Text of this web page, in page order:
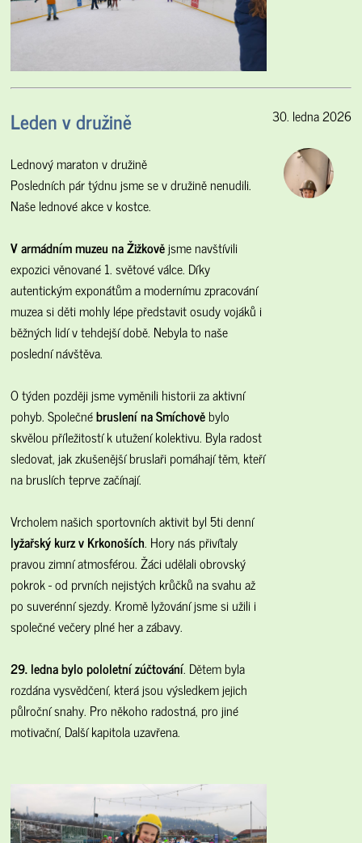
Leden v družině
Lednový maraton v družině
Posledních pár týdnu jsme se v družině nenudili.
Naše lednové akce v kostce.
V armádním muzeu na Žižkovějsme navštívili
expozici věnované 1. světové válce. Díky
autentickým exponátům a modernímu zpracování
muzea si děti mohly lépe představit osudy vojáků i
běžných lidí v tehdejší době. Nebyla to naše
poslední návštěva.
O týden později jsme vyměnili historii za aktivní
pohyb. Společnébruslení na Smíchověbylo
skvělou příležitostí k utužení kolektivu. Byla radost
sledovat, jak zkušenější bruslaři pomáhají těm, kteří
na bruslích teprve začínají.
Vrcholem našich sportovních aktivit byl 5ti denní
lyžařský kurz v Krkonoších. Hory nás přivítaly
pravou zimní atmosférou. Žáci udělali obrovský
pokrok - od prvních nejistých krůčků na svahu až
po suverénní sjezdy. Kromě lyžování jsme si užili i
společné večery plné her a zábavy.
29. ledna bylo pololetní zúčtování. Dětem byla
rozdána vysvědčení, která jsou výsledkem jejich
půlroční snahy. Pro někoho radostná, pro jiné
motivační, Další kapitola uzavřena.
30. ledna 2026